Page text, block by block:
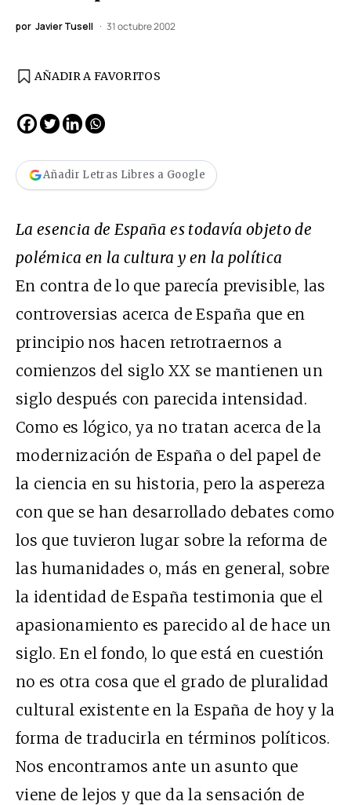
por Javier Tusell 31 octubre 2002
AÑADIR A FAVORITOS
Añadir Letras Libres a Google
La esencia de España es todavía objeto de
polémica en la cultura y en la política
En contra de lo que parecía previsible, las
controversias acerca de España que en
principio nos hacen retrotraernos a
comienzos del siglo XX se mantienen un
siglo después con parecida intensidad.
Como es lógico, ya no tratan acerca de la
modernización de España o del papel de
la ciencia en su historia, pero la aspereza
con que se han desarrollado debates como
los que tuvieron lugar sobre la reforma de
las humanidades o, más en general, sobre
la identidad de España testimonia que el
apasionamiento es parecido al de hace un
siglo. En el fondo, lo que está en cuestión
no es otra cosa que el grado de pluralidad
cultural existente en la España de hoy y la
forma de traducirla en términos políticos.
Nos encontramos ante un asunto que
viene de lejos y que da la sensación de